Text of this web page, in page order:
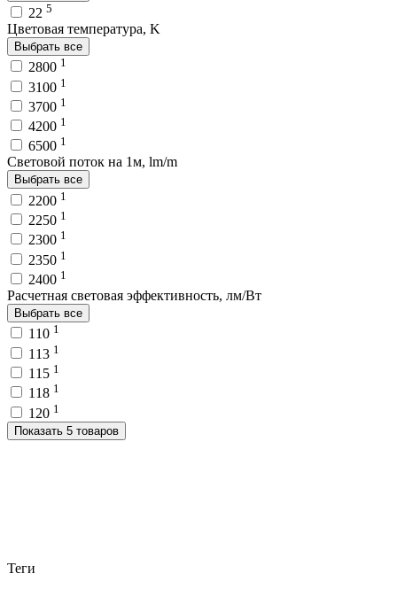
22 5
Цветовая температура, K
Выбрать все
2800 1
3100 1
3700 1
4200 1
6500 1
Световой поток на 1м, lm/m
Выбрать все
2200 1
2250 1
2300 1
2350 1
2400 1
Расчетная световая эффективность, лм/Вт
Выбрать все
110 1
113 1
115 1
118 1
120 1
Показать 5 товаров
Теги